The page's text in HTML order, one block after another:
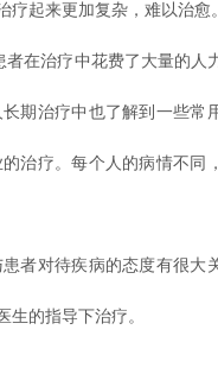
起来更加复杂，难以治愈。
在治疗中花费了大量的人
期治疗中也了解到一些常
治疗。每个人的病情不同
者对待疾病的态度有很大
生的指导下治疗。